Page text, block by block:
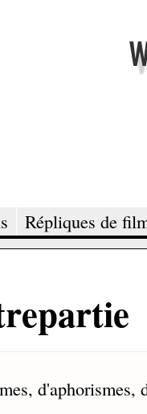
Répliques de
d'aphorismes,